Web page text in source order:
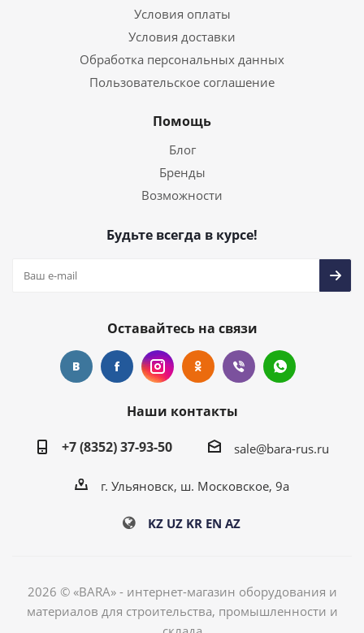
Условия оплаты
Условия доставки
Обработка персональных данных
Пользовательское соглашение
Помощь
Блог
Бренды
Возможности
Будьте всегда в курсе!
Оставайтесь на связи
Наши контакты
+7 (8352) 37-93-50
sale@bara-rus.ru
г. Ульяновск, ш. Московское, 9а
KZ UZ KR EN AZ
2026 © «BARA» - интернет-магазин оборудования и
материалов для строительства, промышленности и